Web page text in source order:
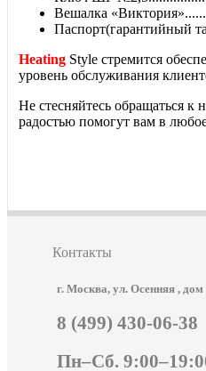
Вешалка
Паспорт(гарантийный
Heating Style стремится
уровень обслуживания
Не стесняйтесь обращаться
радостью помогут вам в
Контакты
г. Москва, ул. Осенняя ,
8 (499) 430-06-38
Пн–Сб.